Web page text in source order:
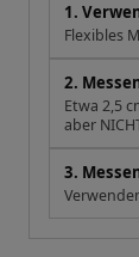
1.
Flexibles
2.
Etwa 2,5
aber
3.